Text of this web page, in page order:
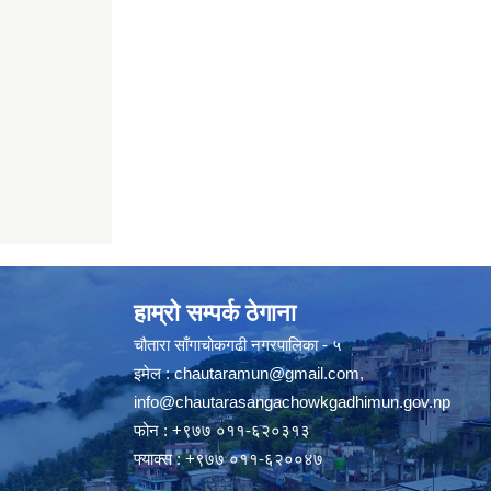
हाम्रो सम्पर्क ठेगाना
चौतारा साँगाचोकगढी नगरपालिका - ५
इमेल :chautaramun@gmail.com,
info@chautarasangachowkgadhimun.gov.np
फोन : +९७७ ०११-६२०३१३
फ्याक्स : +९७७ ०११-६२००४७